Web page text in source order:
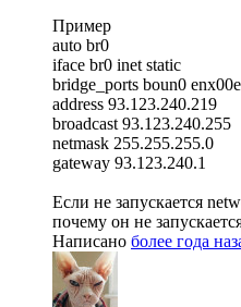
Пример
auto br0
iface br0 inet static
bridge_ports boun0
address 93.123.240.219
broadcast 93.123.240.255
netmask 255.255.255.0
gateway 93.123.240.1
Если не запускается
почему он не
Написано более года